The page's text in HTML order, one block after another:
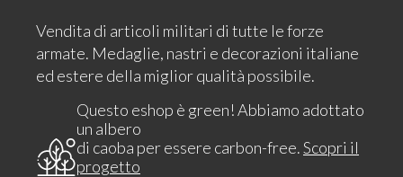
Vendita di articoli militari di tutte le forze
armate. Medaglie, nastri e decorazioni italiane
ed estere della miglior qualità possibile.
Questo eshop è green! Abbiamo adottato
un albero
di caoba per essere carbon-free.Scopri il
progetto